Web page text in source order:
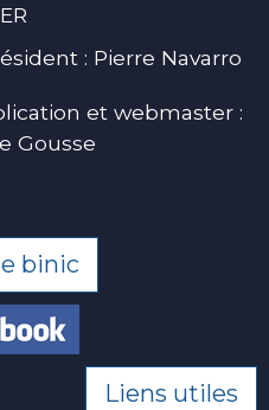
: Pierre Navarro
et webmaster :
Gousse
binic
Liens utiles